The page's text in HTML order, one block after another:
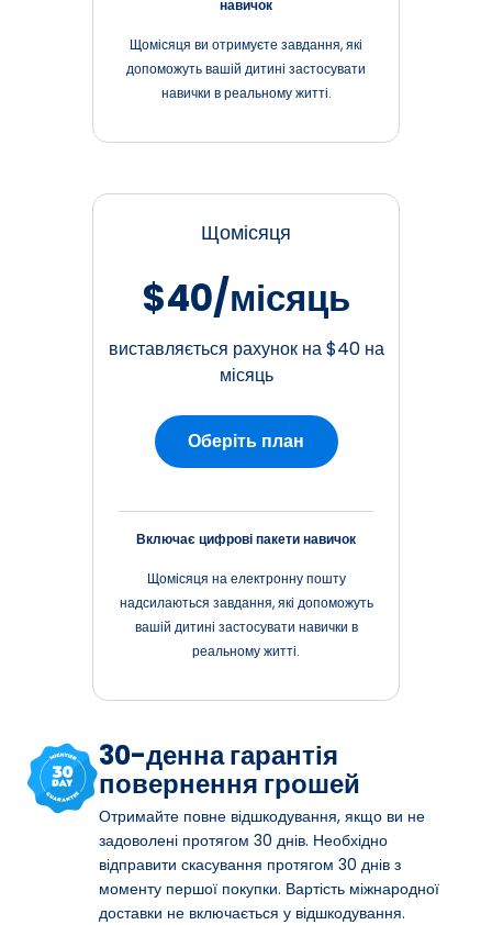
навичок
Щомісяця ви отримуєте завдання, які
допоможуть вашій дитині застосувати
навички в реальному житті.
Щомісяця
$40/місяць
виставляється рахунок на $40 на
місяць
Оберіть план
Включає цифрові пакети навичок
Щомісяця на електронну пошту
надсилаються завдання, які допоможуть
вашій дитині застосувати навички в
реальному житті.
30-денна гарантія
повернення грошей
Отримайте повне відшкодування, якщо ви не
задоволені протягом 30 днів. Необхідно
відправити скасування протягом 30 днів з
моменту першої покупки. Вартість міжнародної
доставки не включається у відшкодування.